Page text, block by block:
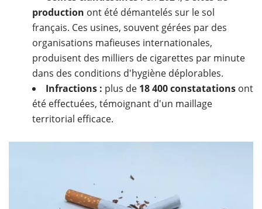
production ont été démantelés sur le sol
français. Ces usines, souvent gérées par des
organisations mafieuses internationales,
produisent des milliers de cigarettes par minute
dans des conditions d'hygiène déplorables.
Infractions : plus de 18 400 constatations ont
été effectuées, témoignant d'un maillage
territorial efficace.